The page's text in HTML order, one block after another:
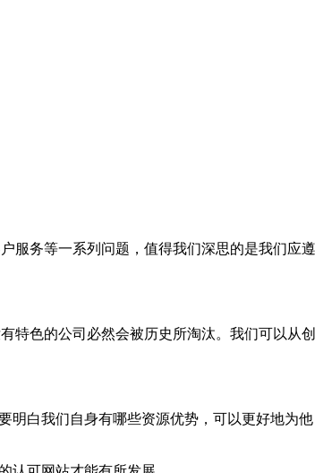
务等一系列问题，值得我们深思的是我们应遵
色的公司必然会被历史所淘汰。我们可以从创
白我们自身有哪些资源优势，可以更好地为他